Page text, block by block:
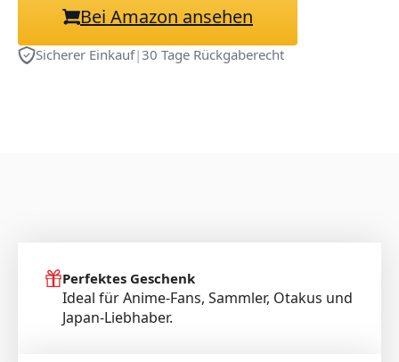
Bei Amazon ansehen
Sicherer Einkauf|30 Tage Rückgaberecht
Perfektes Geschenk
Ideal für Anime-Fans, Sammler, Otakus und
Japan-Liebhaber.